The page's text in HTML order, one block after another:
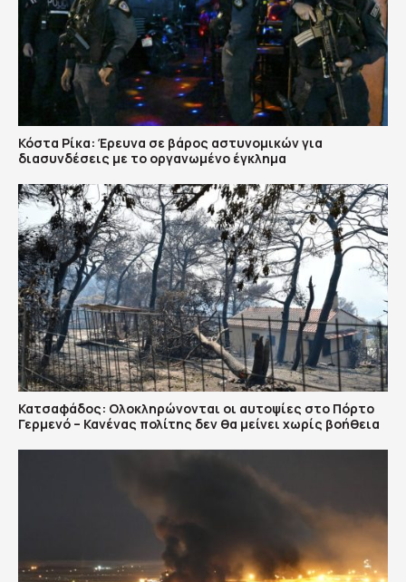
Κόστα Ρίκα: Έρευνα σε βάρος αστυνομικών για
διασυνδέσεις με το οργανωμένο έγκλημα
Κατσαφάδος: Ολοκληρώνονται οι αυτοψίες στο Πόρτο
Γερμενό – Κανένας πολίτης δεν θα μείνει χωρίς βοήθεια